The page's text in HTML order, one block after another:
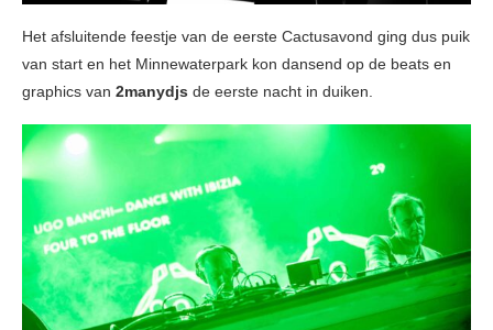
Het afsluitende feestje van de eerste Cactusavond ging dus puik
van start en het Minnewaterpark kon dansend op de beats en
graphics van 2manydjs de eerste nacht in duiken.